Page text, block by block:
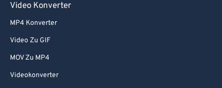
Video Konverter
MP4 Konverter
Video Zu GIF
MOV Zu MP4
Videokonverter